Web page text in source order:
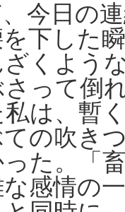
今日の
下した
くよう
さって倒
は、暫
の吹き
た。「
感情の